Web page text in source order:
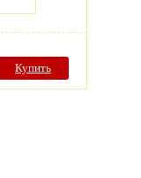
Купить